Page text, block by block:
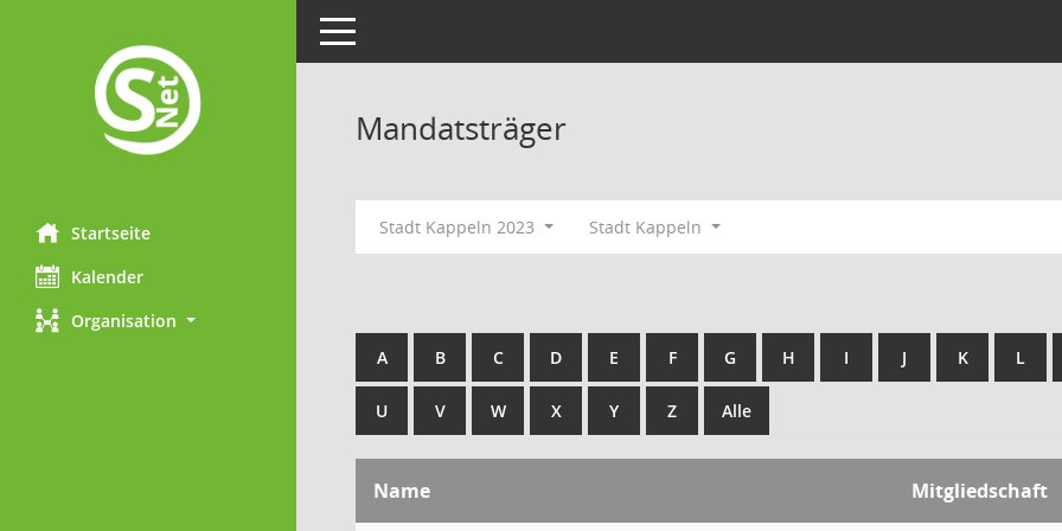
Startseite
Kalender
Organisation
Toggle navigation
Mandatsträger
Stadt Kappeln 2023 Stadt Kappeln
A B C D E F G H I J K L
U V W X Y Z Alle
Name Mitgliedschaft